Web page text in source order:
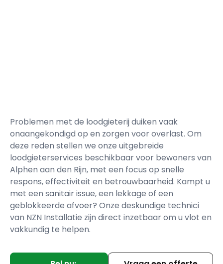
Problemen met de loodgieterij duiken vaak
onaangekondigd op en zorgen voor overlast. Om
deze reden stellen we onze uitgebreide
loodgieterservices beschikbaar voor bewoners van
Alphen aan den Rijn, met een focus op snelle
respons, effectiviteit en betrouwbaarheid. Kampt u
met een sanitair issue, een lekkage of een
geblokkeerde afvoer? Onze deskundige technici
van NZN Installatie zijn direct inzetbaar om u vlot en
vakkundig te helpen.